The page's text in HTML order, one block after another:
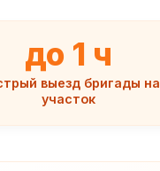
до 1 ч
выезд бригады на
участок